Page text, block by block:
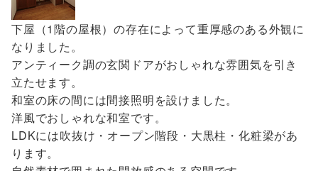
下屋（1階の屋根）の存在によって重厚感のある外観に
なりました。
アンティーク調の玄関ドアがおしゃれな雰囲気を引き
立たせます。
和室の床の間には間接照明を設けました。
洋風でおしゃれな和室です。
LDKには吹抜け・オープン階段・大黒柱・化粧梁があ
ります。